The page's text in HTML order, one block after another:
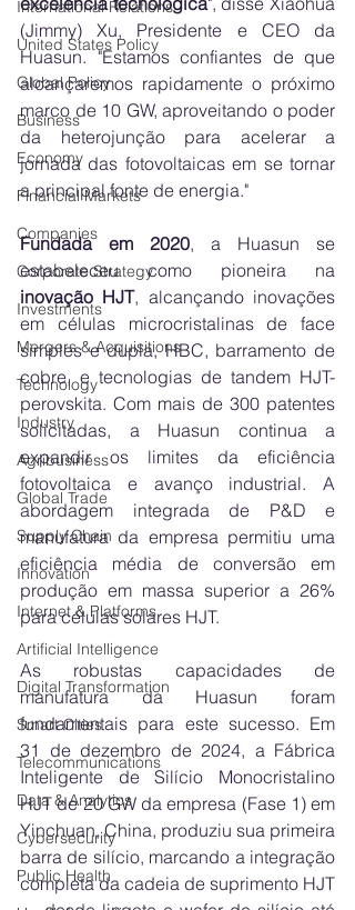
International Relations
United States Policy
Global Policy
Business
Economy
Financial Markets
Companies
Corporate Strategy
Investments
Mergers & Acquisitions
Technology
Industry
Agribusiness
Global Trade
Supply Chain
Innovation
Internet & Platforms
Artificial Intelligence
Digital Transformation
Smart Cities
Telecommunications
Data & Analytics
Cybersecurity
Public Health
(Jimmy) Xu, Presidente e CEO da
Huasun. "Estamos confiantes de que
alcançaremos rapidamente o próximo
marco de 10 GW, aproveitando o poder
da heterojunção para acelerar a
jornada das fotovoltaicas em se tornar
a principal fonte de energia."
Fundada em 2020, a Huasun se
inovação HJT, alcançando inovações
em células microcristalinas de face
simples e dupla, HBC, barramento de
cobre, e tecnologias de tandem HJT-
perovskita. Com mais de 300 patentes
solicitadas, a Huasun continua a
expandir os limites da eficiência
fotovoltaica e avanço industrial. A
abordagem integrada de P&D e
manufatura da empresa permitiu uma
eficiência média de conversão em
produção em massa superior a 26%
para células solares HJT.
As robustas capacidades de
manufatura da Huasun foram
fundamentais para este sucesso. Em
31 de dezembro de 2024, a Fábrica
Inteligente de Silício Monocristalino
HJT de 20 GW da empresa (Fase 1) em
Yinchuan, China, produziu sua primeira
barra de silício, marcando a integração
completa da cadeia de suprimento HJT